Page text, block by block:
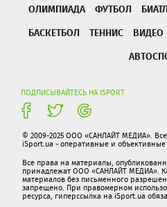
ОЛИМПИАДА ФУТБОЛ
БАСКЕТБОЛ
ТЕННИС ВИДЕО
ПОДПИСЫВАЙТЕСЬ НА ISPORT
© 2009-2025 ООО «САНЛАЙТ МЕДИА».
iSport.ua - оперативные и объективные
Все права на материалы,
принадлежат ООО «САНЛАЙТ МЕДИА».
материалов без письменного
запрещено. При правомерном
ресурса, гиперссылка на iSport.ua